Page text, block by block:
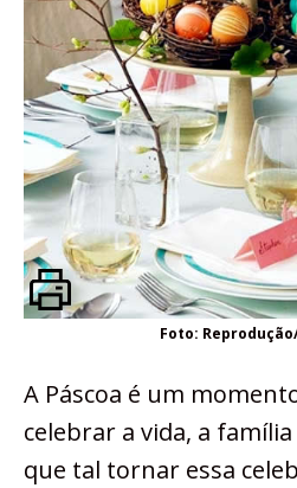
Foto:
A Páscoa é um
celebrar a vida, a família
que tal tornar essa